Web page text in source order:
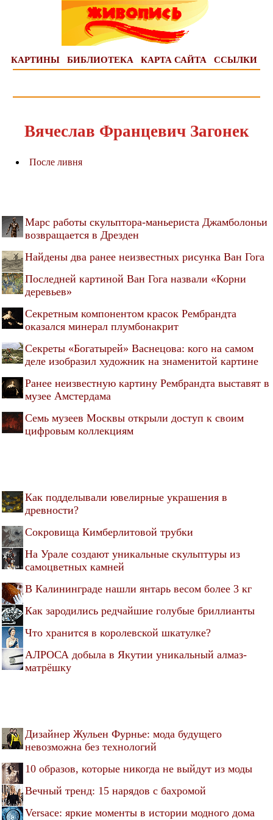
КАРТИНЫ БИБЛИОТЕКА КАРТА САЙТА ССЫЛКИ
Вячеслав Францевич Загонек
После ливня
Марс работы скульптора-маньериста Джамболоньи
возвращается в Дрезден
Найдены два ранее неизвестных рисунка Ван Гога
Последней картиной Ван Гога назвали «Корни
деревьев»
Секретным компонентом красок Рембрандта
оказался минерал плумбонакрит
Секреты «Богатырей» Васнецова: кого на самом
деле изобразил художник на знаменитой картине
Ранее неизвестную картину Рембрандта выставят в
музее Амстердама
Семь музеев Москвы открыли доступ к своим
цифровым коллекциям
Как подделывали ювелирные украшения в
древности?
Сокровища Кимберлитовой трубки
На Урале создают уникальные скульптуры из
самоцветных камней
В Калининграде нашли янтарь весом более 3 кг
Как зародились редчайшие голубые бриллианты
Что хранится в королевской шкатулке?
АЛРОСА добыла в Якутии уникальный алмаз-
матрёшку
Дизайнер Жульен Фурнье: мода будущего
невозможна без технологий
10 образов, которые никогда не выйдут из моды
Вечный тренд: 15 нарядов с бахромой
Versace: яркие моменты в истории модного дома